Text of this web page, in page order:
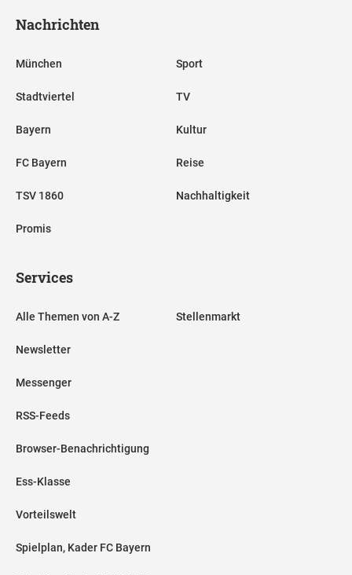
Nachrichten
München
Stadtviertel
Bayern
FC Bayern
TSV 1860
Promis
Sport
TV
Kultur
Reise
Nachhaltigkeit
Services
Alle Themen von A-Z
Newsletter
Messenger
RSS-Feeds
Browser-Benachrichtigung
Ess-Klasse
Vorteilswelt
Spielplan, Kader FC Bayern
Stellenmarkt